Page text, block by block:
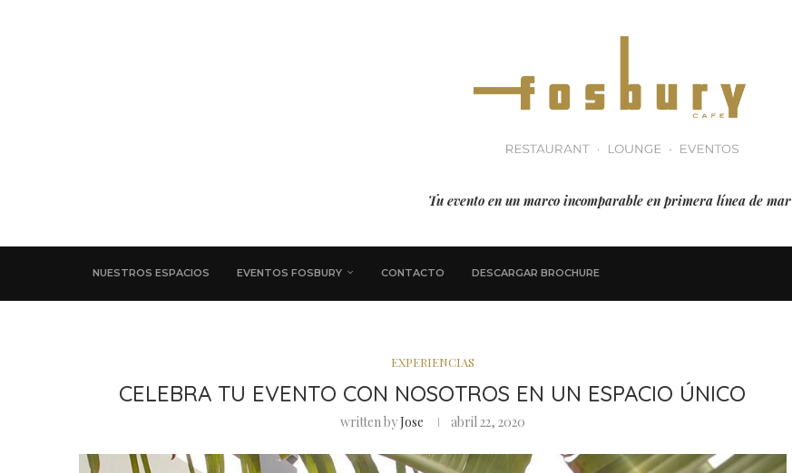
Tu evento en un marco incomparable en primera línea de mar
NUESTROS ESPACIOS EVENTOS FOSBURY CONTACTO DESCARGAR BROCHURE
EXPERIENCIAS
CELEBRA TU EVENTO CON NOSOTROS EN UN ESPACIO ÚNICO
written byJose abril 22, 2020